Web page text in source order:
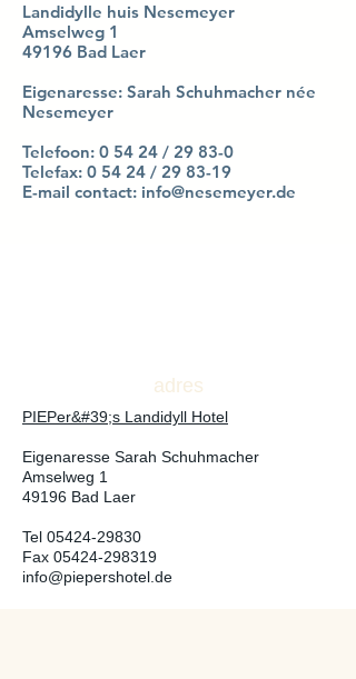
Landidylle huis Nesemeyer
Amselweg 1
49196 Bad Laer
Eigenaresse: Sarah Schuhmacher née
Nesemeyer
Telefoon: 0 54 24 / 29 83-0
Telefax: 0 54 24 / 29 83-19
E-mail contact: info@nesemeyer.de
adres
PIEPer&#39;s Landidyll Hotel
Eigenaresse Sarah Schuhmacher
Amselweg 1
49196 Bad Laer
Tel 05424-29830
Fax 05424-298319
info@piepershotel.de